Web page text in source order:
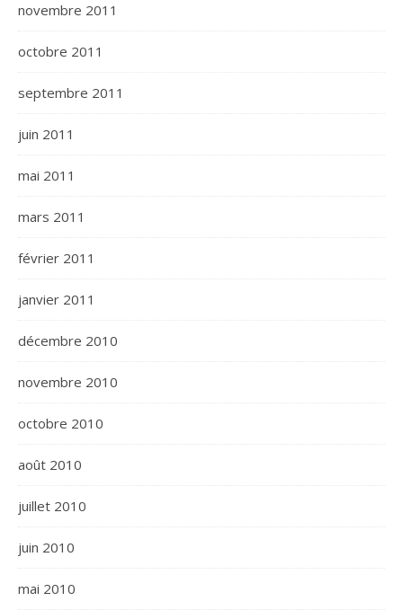
novembre 2011
octobre 2011
septembre 2011
juin 2011
mai 2011
mars 2011
février 2011
janvier 2011
décembre 2010
novembre 2010
octobre 2010
août 2010
juillet 2010
juin 2010
mai 2010